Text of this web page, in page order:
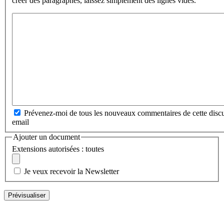
Prévenez-moi de tous les nouveaux commentaires de cette
email
Ajouter un document
Extensions autorisées : toutes
Je veux recevoir la Newsletter